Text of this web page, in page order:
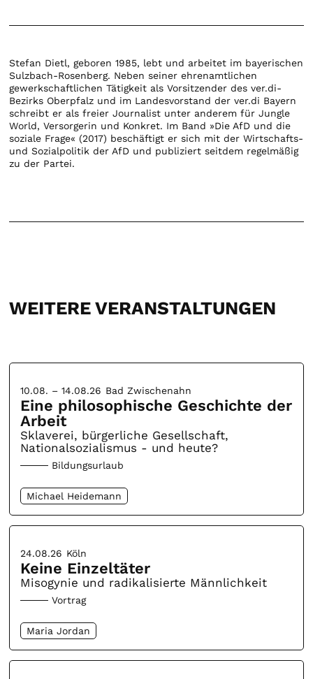
Stefan Dietl, geboren 1985, lebt und arbeitet im bayerischen
Sulzbach-Rosenberg. Neben seiner ehrenamtlichen
gewerkschaftlichen Tätigkeit als Vorsitzender des ver.di-
Bezirks Oberpfalz und im Landesvorstand der ver.di Bayern
schreibt er als freier Journalist unter anderem für Jungle
World, Versorgerin und Konkret. Im Band »Die AfD und die
soziale Frage« (2017) beschäftigt er sich mit der Wirtschafts-
und Sozialpolitik der AfD und publiziert seitdem regelmäßig
zu der Partei.
WEITERE VERANSTALTUNGEN
10.08. – 14.08.26 Bad Zwischenahn
Eine philosophische Geschichte der
Arbeit
Sklaverei, bürgerliche Gesellschaft,
Nationalsozialismus - und heute?
Bildungsurlaub
Michael Heidemann
24.08.26 Köln
Keine Einzeltäter
Misogynie und radikalisierte Männlichkeit
Vortrag
Maria Jordan